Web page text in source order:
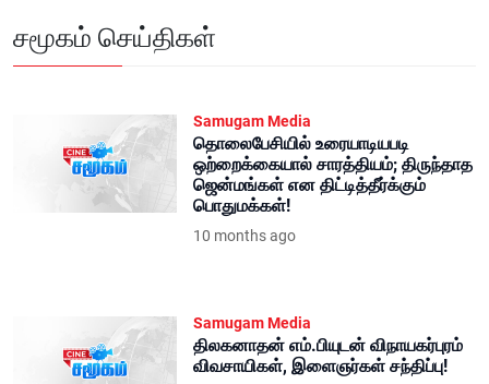
சமூகம் செய்திகள்
Samugam Media
தொலைபேசியில் உரையாடியபடி
ஒற்றைக்கையால் சாரத்தியம்; திருந்தாத
ஜென்மங்கள் என திட்டித்தீர்க்கும்
பொதுமக்கள்!
10 months ago
Samugam Media
திலகனாதன் எம்.பியுடன் விநாயகர்புரம்
விவசாயிகள், இளைஞர்கள் சந்திப்பு!